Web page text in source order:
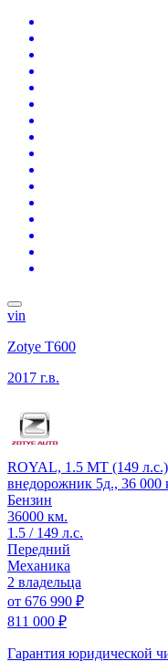
vin
Zotye T600
2017 г.в.
ROYAL, 1.5 MT (149
внедорожник 5д., 36
Бензин
36000 км.
1.5 / 149 л.с.
Передний
Механика
2 владельца
от 676 990 ₽
811 000 ₽
Гарантия юридической